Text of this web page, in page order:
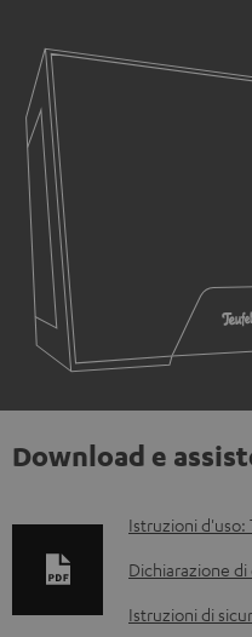
Download e
D
o
Istruzioni d'uso:
Dichiarazione
Istruzioni di